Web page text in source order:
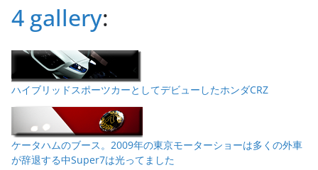
4 gallery:
ハイブリッドスポーツカーとしてデビューしたホンダCRZ
ケータハムのブース。2009年の東京モーターショーは多くの外車
が辞退する中Super7は光ってました